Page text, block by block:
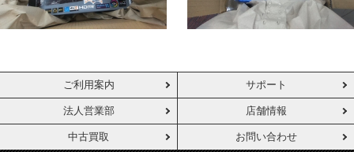
ご利用案内 サポート
法人営業部 店舗情報
中古買取 お問い合わせ